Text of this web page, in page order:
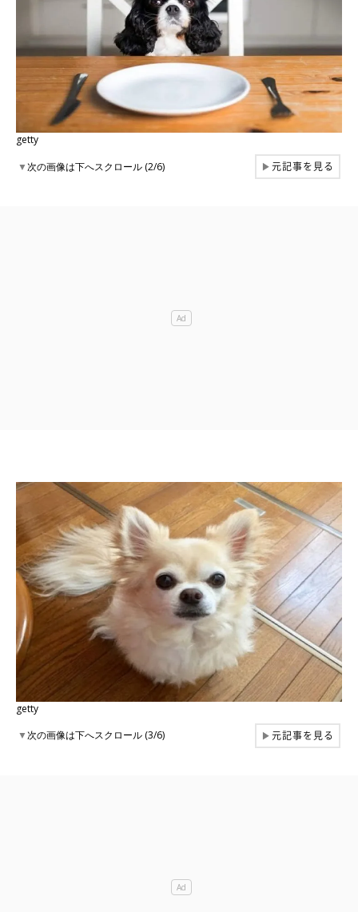
getty
▼次の画像は下へスクロール (2/6) ▶元記事を見る
getty
▼次の画像は下へスクロール (3/6) ▶元記事を見る